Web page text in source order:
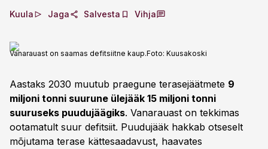
Kuula Jaga Salvesta Vihja
Vanarauast on saamas defitsiitne kaup.Foto: Kuusakoski
Aastaks 2030 muutub praegune terasejäätmete 9
miljoni tonni suurune ülejääk 15 miljoni tonni
suuruseks puudujäägiks. Vanarauast on tekkimas
ootamatult suur defitsiit. Puudujääk hakkab otseselt
mõjutama terase kättesaadavust, haavates